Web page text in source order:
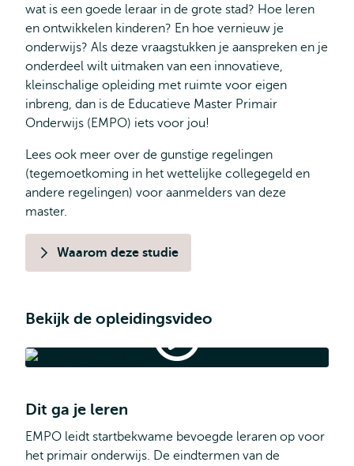
wat is een goede leraar in de grote stad? Hoe leren
en ontwikkelen kinderen? En hoe vernieuw je
onderwijs? Als deze vraagstukken je aanspreken en je
onderdeel wilt uitmaken van een innovatieve,
kleinschalige opleiding met ruimte voor eigen
inbreng, dan is de Educatieve Master Primair
Onderwijs (EMPO) iets voor jou!
Lees ook meer over de gunstige regelingen
(tegemoetkoming in het wettelijke collegegeld en
andere regelingen) voor aanmelders van deze
master.
Waarom deze studie
Bekijk de opleidingsvideo
Bekijk
het
verhaal
Dit ga je leren
EMPO leidt startbekwame bevoegde leraren op voor
het primair onderwijs. De eindtermen van de